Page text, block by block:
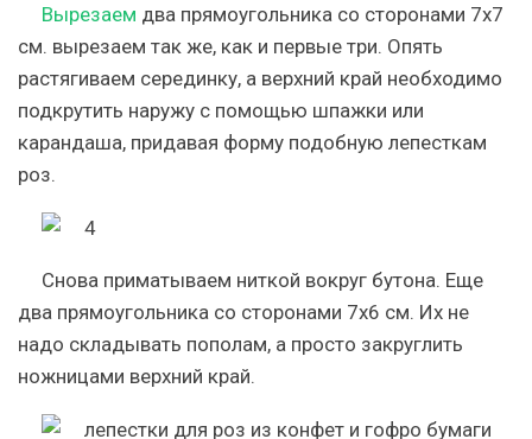
Вырезаем два прямоугольника со сторонами 7х7
см. вырезаем так же, как и первые три. Опять
растягиваем серединку, а верхний край необходимо
подкрутить наружу с помощью шпажки или
карандаша, придавая форму подобную лепесткам
роз.
Снова приматываем ниткой вокруг бутона. Еще
два прямоугольника со сторонами 7х6 см. Их не
надо складывать пополам, а просто закруглить
ножницами верхний край.